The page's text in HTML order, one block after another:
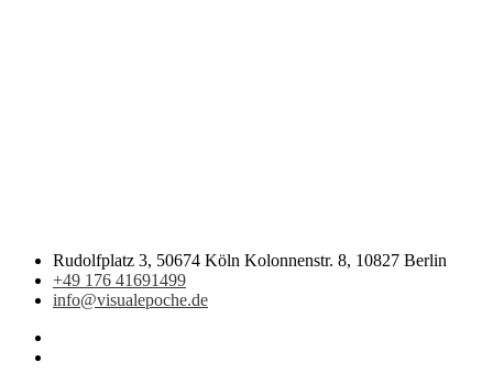
Rudolfplatz 3, 50674 Köln Kolonnenstr. 8, 10827 Berlin
+49 176 41691499
info@visualepoche.de